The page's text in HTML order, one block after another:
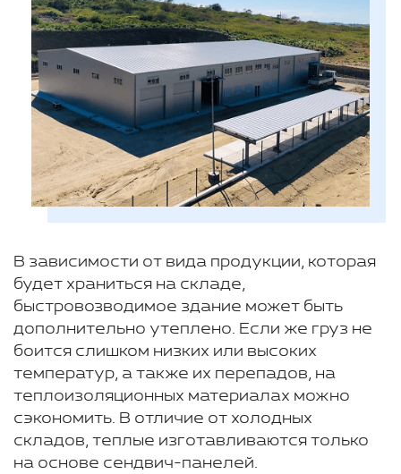
В зависимости от вида продукции, которая
будет храниться на складе,
быстровозводимое здание может быть
дополнительно утеплено. Если же груз не
боится слишком низких или высоких
температур, а также их перепадов, на
теплоизоляционных материалах можно
сэкономить. В отличие от холодных
складов, теплые изготавливаются только
на основе сендвич-панелей.